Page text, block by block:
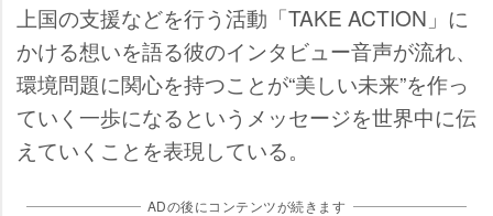
上国の支援などを行う活動「TAKE ACTION」に
かける想いを語る彼のインタビュー音声が流れ、
環境問題に関心を持つことが“美しい未来”を作っ
ていく一歩になるというメッセージを世界中に伝
えていくことを表現している。
ADの後にコンテンツが続きます